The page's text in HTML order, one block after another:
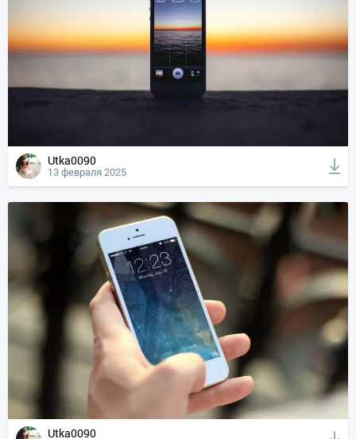
Utka0090
13 февраля 2025
Utka0090